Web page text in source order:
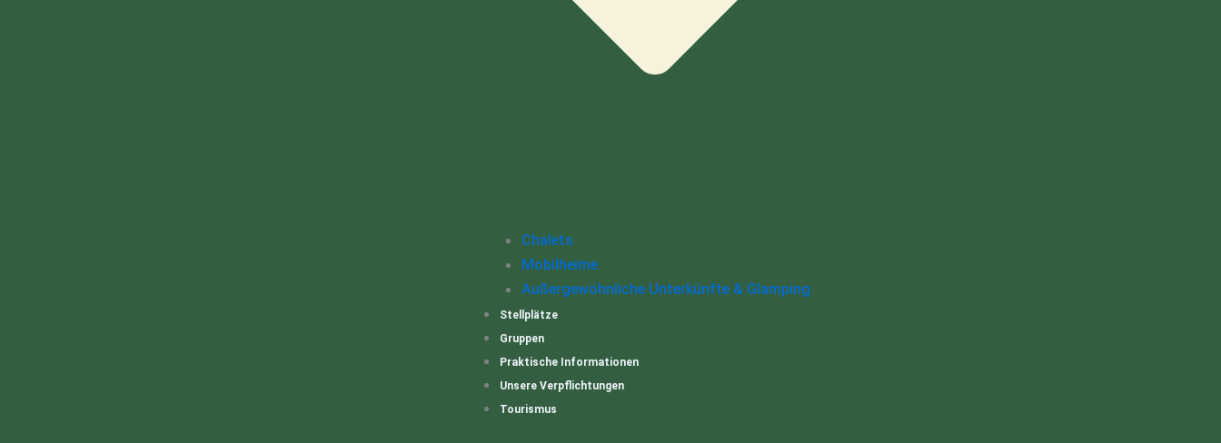
Chalets
Mobilheime
Außergewöhnliche Unterkünfte & Glamping
Stellplätze
Gruppen
Praktische Informationen
Unsere Verpflichtungen
Tourismus